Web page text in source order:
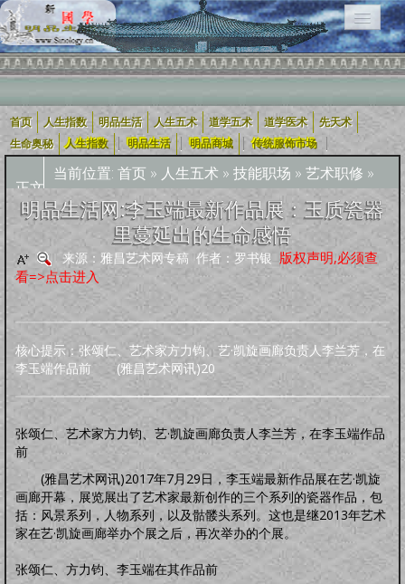
相关栏目导航：
用户入口导航
企业用户 道学五术 人生五术 社会科技 学术研究 宗教融合
道学经
典
四库全轩怡文养生撷道家文
哲学宗
古典散
古典小 外国文
新约 旧
可兰经
佛教经
人生指数
人生指数 社会指数 职业指数 道德指数 基元指数 康寿指数
先天指数
上古咒语
明品生活
调养保健 鸡汤杂谈 风水家居 中正汉服 文化活动 海宇天堂
五力三要
虚拟人生
虚拟父母
人生五术
技能职场 婚恋家庭 人际社交 思维道德
道学五术
道学卜算术 道学命理术 道学仙山术 道学相术
道学医术
中药常识 中药方剂 药膳食谱 偏方秘方 药酒秘方 经络穴位
道医药浴
首页 人生指数 明品生活 人生五术 道学五术 道学医术
先天术
生命奥秘
人生指数 | 明品生活 | 明品商城 | 传统服饰市场 |
当前位置: 首页 » 人生五术 » 技能职场 » 艺术职修 »
正文
明品生活网:李玉端最新作品展：玉质瓷器
里蔓延出的生命感悟
来源：雅昌艺术网专稿 作者：罗书银 版权声明,必须查
看=>点击进入
核心提示：张颂仁、艺术家方力钧、艺·凯旋画廊负责人李兰芳，在
李玉端作品前 (雅昌艺术网讯)20
张颂仁、艺术家方力钧、艺·凯旋画廊负责人李兰芳，在李玉端作品
前
(雅昌艺术网讯)2017年7月29日，李玉端最新作品展在艺·凯旋
画廊开幕，展览展出了艺术家最新创作的三个系列的瓷器作品，包
括：风景系列，人物系列，以及骷髅头系列。这也是继2013年艺术
家在艺·凯旋画廊举办个展之后，再次举办的个展。
张颂仁、方力钧、李玉端在其作品前